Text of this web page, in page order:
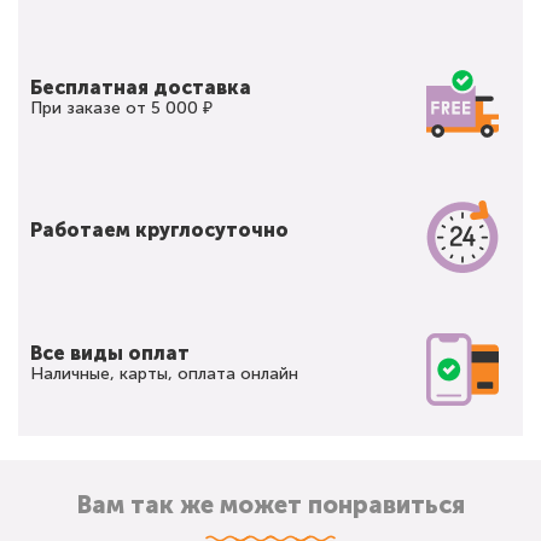
Бесплатная доставка
При заказе от 5 000 ₽
Работаем круглосуточно
Все виды оплат
Наличные, карты, оплата онлайн
Вам так же может понравиться